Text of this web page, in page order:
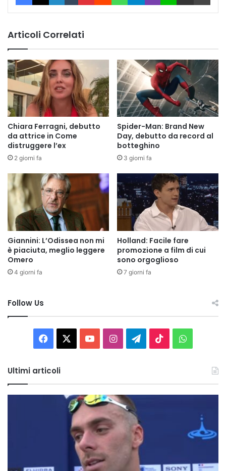
Articoli Correlati
Chiara Ferragni, debutto
da attrice in Come
distruggere l’ex
2 giorni fa
Spider-Man: Brand New
Day, debutto da record al
botteghino
3 giorni fa
Giannini: L’Odissea non mi
è piaciuta, meglio leggere
Omero
4 giorni fa
Holland: Facile fare
promozione a film di cui
sono orgoglioso
7 giorni fa
Follow Us
Facebook You InstagramTelegram
TikTok
Ultimi articoli